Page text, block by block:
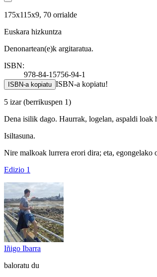
175x115x9, 70 orrialde
Euskara hizkuntza
Denonartean(e)k argitaratua.
ISBN:
978-84-15756-94-1
ISBN-a kopiatu ISBN-a kopiatu!
5 izar(berrikuspen 1)
Dena isilik dago. Haurrak, logelan, aspaldi loak
Isiltasuna.
Nire malkoak lurrera erori dira; eta,
Edizio 1
Iñigo Ibarra
baloratu du